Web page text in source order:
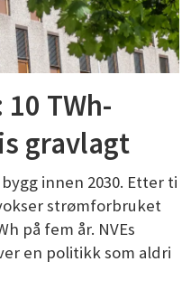
TWh-
gravlagt
innen 2030. Etter ti
strømforbruket
på fem år. NVEs
en politikk som aldri